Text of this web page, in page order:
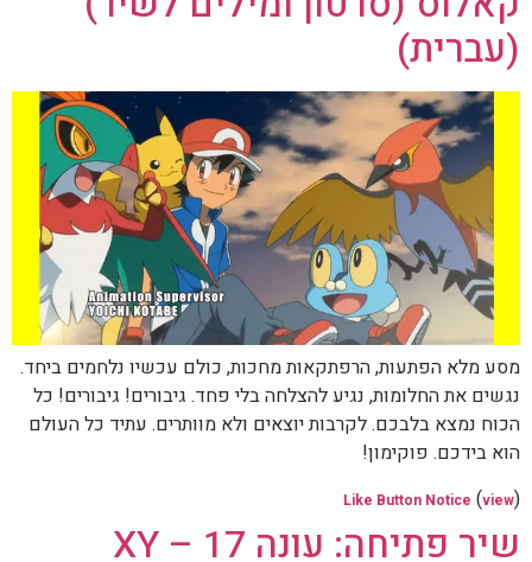
(עברית)
מסע מלא הפתעות, הרפתקאות מחכות, כולם עכשיו נלחמים ביחד.
נגשים את החלומות, נגיע להצלחה בלי פחד. גיבורים! גיבורים! כל
הכוח נמצא בלבכם. לקרבות יוצאים ולא מוותרים. עתיד כל העולם
הוא בידכם. פוקימון!
Like Button Notice (view)
שיר פתיחה: עונה 17 – XY